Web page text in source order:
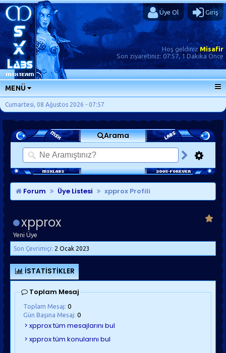
Üye Ol Giriş
Hoş geldinizMisafir
Son ziyaretiniz: 07:57, 1 Dakika Önce
MENÜ
ANA SAYFA
FORUMLAR
SORU-CEVAP
GÜNLÜKLER
SON MESAJLAR
KISAYOLLAR
Cumartesi, 08 Ağustos 2026 - 07:57
Arama
Forum Üye Listesi xpprox Profili
xpprox
Yeni Üye
Son Çevrimiçi: 2 Ocak 2023
İSTATISTIKLER
Toplam Mesaj
Toplam Mesaj: 0
Gün Başına Mesaj: 0